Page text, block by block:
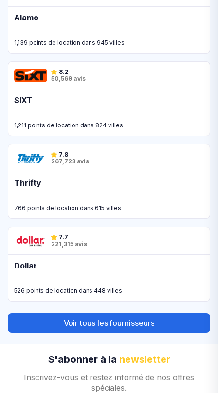
Alamo
1,139 points de location dans 945 villes
8.2
50,569 avis
SIXT
1,211 points de location dans 824 villes
7.8
267,723 avis
Thrifty
766 points de location dans 615 villes
7.7
221,315 avis
Dollar
526 points de location dans 448 villes
Voir tous les fournisseurs
S'abonner à la newsletter
Inscrivez-vous et restez informé de nos offres
spéciales.